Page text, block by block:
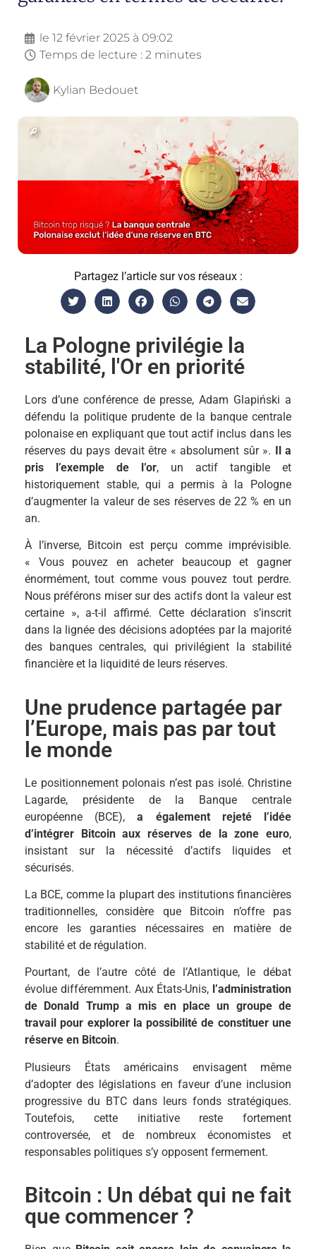
le 12 février 2025 à 09:02
Temps de lecture : 2 minutes
Kylian Bedouet
Partagez l’article sur vos réseaux :
La Pologne privilégie la
stabilité, l'Or en priorité
Lors d’une conférence de presse, Adam Glapiński a
défendu la politique prudente de la banque centrale
polonaise en expliquant que tout actif inclus dans les
réserves du pays devait être « absolument sûr ». Il a
pris l’exemple de l’or, un actif tangible et
historiquement stable, qui a permis à la Pologne
d’augmenter la valeur de ses réserves de 22 % en un
an.
À l’inverse, Bitcoin est perçu comme imprévisible.
« Vous pouvez en acheter beaucoup et gagner
énormément, tout comme vous pouvez tout perdre.
Nous préférons miser sur des actifs dont la valeur est
certaine », a-t-il affirmé. Cette déclaration s’inscrit
dans la lignée des décisions adoptées par la majorité
des banques centrales, qui privilégient la stabilité
financière et la liquidité de leurs réserves.
Une prudence partagée par
l’Europe, mais pas par tout
le monde
Le positionnement polonais n’est pas isolé. Christine
Lagarde, présidente de la Banque centrale
européenne (BCE),a également rejeté l’idée
d’intégrer Bitcoin aux réserves de la zone euro,
insistant sur la nécessité d’actifs liquides et
sécurisés.
La BCE, comme la plupart des institutions financières
traditionnelles, considère que Bitcoin n’offre pas
encore les garanties nécessaires en matière de
stabilité et de régulation.
Pourtant, de l’autre côté de l’Atlantique, le débat
évolue différemment. Aux États-Unis, l’administration
de Donald Trump a mis en place un groupe de
travail pour explorer la possibilité de constituer une
réserve en Bitcoin.
Plusieurs États américains envisagent même
d’adopter des législations en faveur d’une inclusion
progressive du BTC dans leurs fonds stratégiques.
Toutefois, cette initiative reste fortement
controversée, et de nombreux économistes et
responsables politiques s’y opposent fermement.
Bitcoin : Un débat qui ne fait
que commencer ?